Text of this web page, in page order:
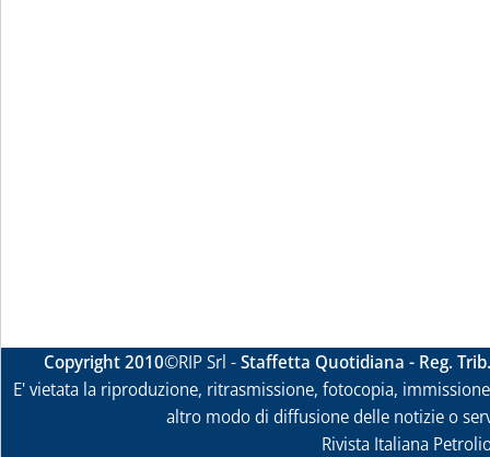
Copyright 2010©RIP Srl -Staffetta Quotidiana - Reg.
E' vietata la riproduzione, ritrasmissione, fotocopia,
altro modo di diffusione delle notizie o
Rivista Italiana